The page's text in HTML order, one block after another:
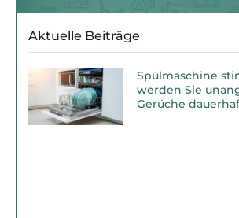
Aktuelle Beiträge
Spülmaschine
werden Sie
Gerüche